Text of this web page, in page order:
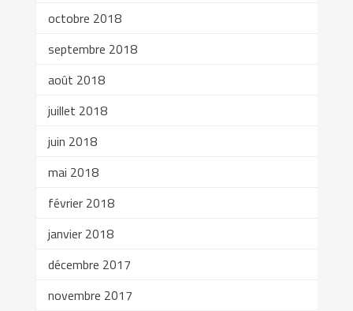
octobre 2018
septembre 2018
août 2018
juillet 2018
juin 2018
mai 2018
février 2018
janvier 2018
décembre 2017
novembre 2017